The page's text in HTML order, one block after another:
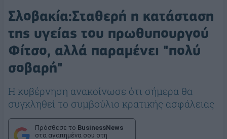
Σλοβακία:Σταθερή η κατάσταση
της υγείας του πρωθυπουργού
Φίτσο, αλλά παραμένει "πολύ
σοβαρή"
Η κυβέρνηση ανακοίνωσε ότι σήμερα θα
συγκληθεί το συμβούλιο κρατικής ασφάλειας
Πρόσθεσε το BusinessNews
στα αγαπημένα σου στη